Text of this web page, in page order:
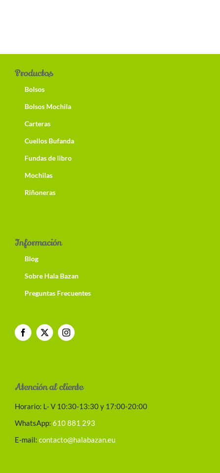
Productos
Bolsos
Bolsos Mochila
Carteras
Cuellos Bufanda
Fundas de libro
Mochilas
Riñoneras
Información
Blog
Sobre Hala Bazan
Preguntas Frecuentes
Atención al cliente
Horario: L- V 10:30-13:30 y 17:00-20:00
WhatsApp: 610 881 293
E-mail: contacto@halabazan.eu